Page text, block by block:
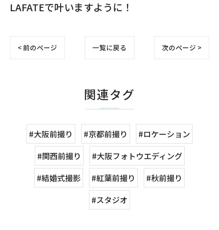
LAFATEで叶いますように！
< 前のページ 一覧に戻る 次のページ >
関連タグ
#大阪前撮り #京都前撮り
#ロケーション
#関西前撮り
#大阪フォトウエディング
#結婚式撮影
#紅葉前撮り
#秋前撮り
#スタジオ